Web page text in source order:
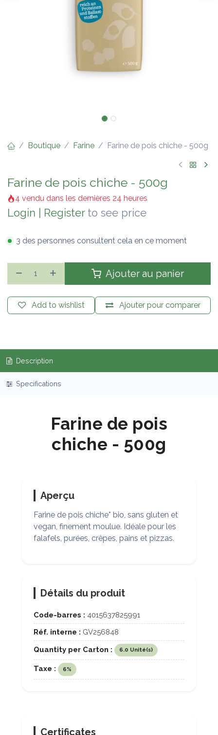
Boutique Farine Farine de pois chiche - 500g
Farine de pois chiche - 500g
4 vendu dans les dernières 24 heures
Login Register to see price
3 des personnes consultent cela en ce moment
Ajouter au panier
Ajouter pour comparer
Add to wishlist
Description
Specifications
Farine de pois
chiche - 500g
Aperçu
Farine de pois chiche* bio, sans gluten et
vegan, finement moulue. Idéale pour les
falafels, purées, crêpes, pains et pizzas.
Détails du produit
Code-barres : 4015637825991
Réf. interne : GV256848
Quantity per Carton :
6.0 Unité(s)
Taxe : 6%
Certificates